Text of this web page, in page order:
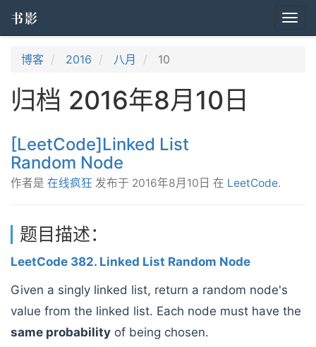
书影
博客 2016 八月 10
归档 2016年8月10日
[LeetCode]Linked List
Random Node
作者是 在线疯狂 发布于 2016年8月10日 在 LeetCode.
题目描述：
LeetCode 382. Linked List Random Node
Given a singly linked list, return a random node's
value from the linked list. Each node must have the
same probability of being chosen.